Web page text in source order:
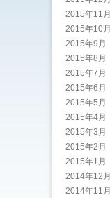
2015年11月
2015年10月
2015年9月
2015年8月
2015年7月
2015年6月
2015年5月
2015年4月
2015年3月
2015年2月
2015年1月
2014年12月
2014年11月